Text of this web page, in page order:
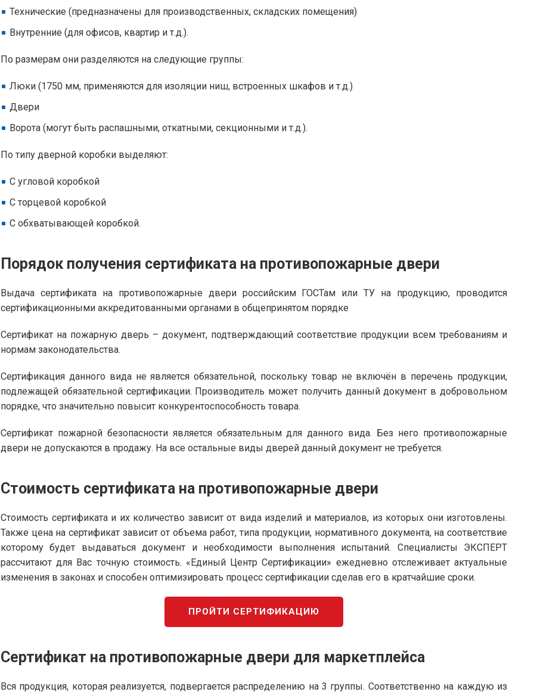
Технические (предназначены для производственных, складских помещения)
Внутренние (для офисов, квартир и т.д.).
По размерам они разделяются на следующие группы:
Люки (1750 мм, применяются для изоляции ниш, встроенных шкафов и т.д.)
Двери
Ворота (могут быть распашными, откатными, секционными и т.д.).
По типу дверной коробки выделяют:
С угловой коробкой
С торцевой коробкой
С обхватывающей коробкой.
Порядок получения сертификата на противопожарные двери
Выдача сертификата на противопожарные двери российским ГОСТам или ТУ на продукцию, проводится
сертификационными аккредитованными органами в общепринятом порядке
Сертификат на пожарную дверь – документ, подтверждающий соответствие продукции всем требованиям и
нормам законодательства.
Сертификация данного вида не является обязательной, поскольку товар не включён в перечень продукции,
подлежащей обязательной сертификации. Производитель может получить данный документ в добровольном
порядке, что значительно повысит конкурентоспособность товара.
Сертификат пожарной безопасности является обязательным для данного вида. Без него противопожарные
двери не допускаются в продажу. На все остальные виды дверей данный документ не требуется.
Стоимость сертификата на противопожарные двери
Стоимость сертификата и их количество зависит от вида изделий и материалов, из которых они изготовлены.
Также цена на сертификат зависит от объема работ, типа продукции, нормативного документа, на соответствие
которому будет выдаваться документ и необходимости выполнения испытаний. Специалисты ЭКСПЕРТ
рассчитают для Вас точную стоимость. «Единый Центр Сертификации» ежедневно отслеживает актуальные
изменения в законах и способен оптимизировать процесс сертификации сделав его в кратчайшие сроки.
ПРОЙТИ СЕРТИФИКАЦИЮ
Сертификат на противопожарные двери для маркетплейса
Вся продукция, которая реализуется, подвергается распределению на 3 группы. Соответственно на каждую из